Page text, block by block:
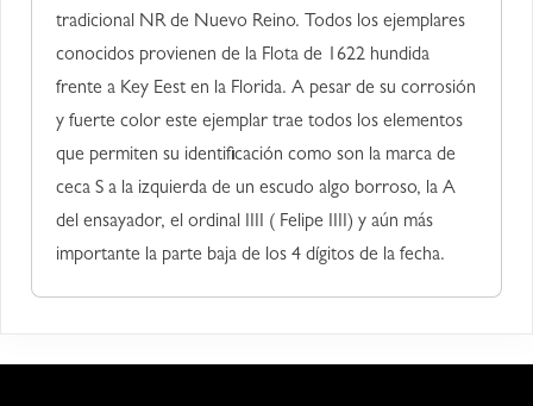
tradicional NR de Nuevo Reino. Todos los ejemplares
conocidos provienen de la Flota de 1622 hundida
frente a Key Eest en la Florida. A pesar de su corrosión
y fuerte color este ejemplar trae todos los elementos
que permiten su identificación como son la marca de
ceca S a la izquierda de un escudo algo borroso, la A
del ensayador, el ordinal IIII ( Felipe IIII) y aún más
importante la parte baja de los 4 dígitos de la fecha.